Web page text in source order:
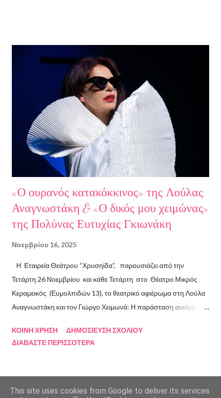
Λουκάς Κούτρας Τη δεύτερη εκπομπή τίμησαν ο πρώην
πρόεδρος της Ε.Σ.Ε., συγγραφέας, Στάθης Βαλούκος, ο
ιστορικός συγγραφέας Δρ Ιωάννης Δασκαρόλης, η
μουσικοσυνθέτης Πέννυ Μπινιάρη και ο σκηνοθέτης Στέργιος
Παπαευαγγέλου Σκηνοθεσία: Δημήτρης Σωτηράκης Βοηθός
Σκηνοθέτης: Νεκταρία Δασκαλάκη Παρουσιάστηκαν τα βιβλία
"Ο πόλεμος δεν τελείωσε ακόμα" μυθιστόρημα του Στάθη
Βαλούκου και τα ε...
«Ο ουρανός κατακόκκινος» της Λούλας
Αναγνωστάκη & «Ο δικός μου χειμώνας»
της Πολύνας Ευτυχίας Γκιωνάκη
Νοεμβρίου 16, 2025
Η Εταιρεία Θεάτρου “Χρυσηίδα”, παρουσιάζει από την
Τετάρτη 26 Νοεμβρίου και κάθε Τετάρτη στο Θέατρο Μικρός
Κεραμεικός (Ευμολπιδών 13), το θεατρικό αφιέρωμα στη Λούλα
Αναγνωστάκη και τον Γιώργο Χειμωνά: Η παράσταση ανοίγει με
αυτοπαρουσιάζεται με μαύρο χιούμορ, σαρκάζει την κοινωνία και
θέα τους τοίχους της φυλακής. Μια εξομολόγηση ποταμός,
γεμάτη μνήμη, όνειρο και τραύμα. Μέσα από αυτήν την αφήγηση,
ΚΟΙΝΉ ΧΡΉΣΗ
ΔΗΜΟΣΊΕΥΣΗ ΣΧΟΛΊΟΥ
ΔΙΑΒΆΣΤΕ ΠΕΡΙΣΣΌΤΕΡΑ
This site uses cookies from Google to deliver its services